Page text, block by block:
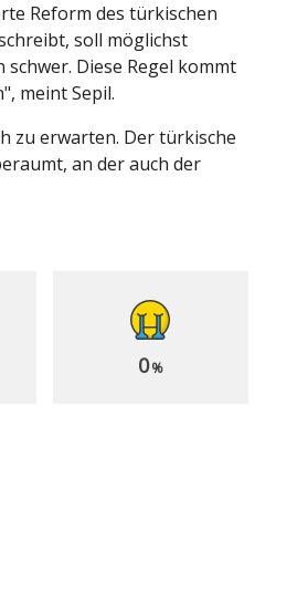
Reform des türkischen
soll möglichst
Diese Regel kommt
meint Sepil.
zu erwarten. Der türkische
an der auch der
0%